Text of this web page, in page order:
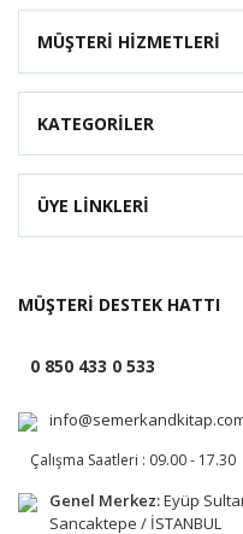
MÜŞTERİ HİZMETLERİ
KATEGORİLER
ÜYE LİNKLERİ
MÜŞTERİ DESTEK HATTI
0 850 433 0 533
Çalışma Saatleri : 09.00 - 17.30
Genel Merkez:Eyüp
Sancaktepe / İSTANBUL